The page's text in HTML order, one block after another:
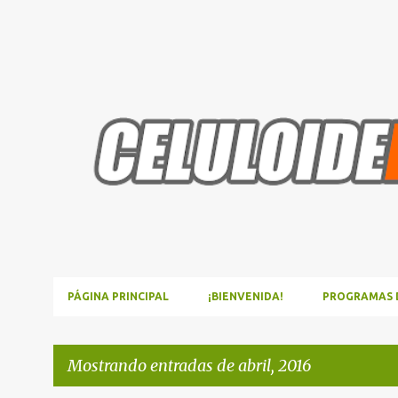
PÁGINA PRINCIPAL ¡BIENVENIDA! PROGRAMAS
Mostrando entradas de abril, 2016